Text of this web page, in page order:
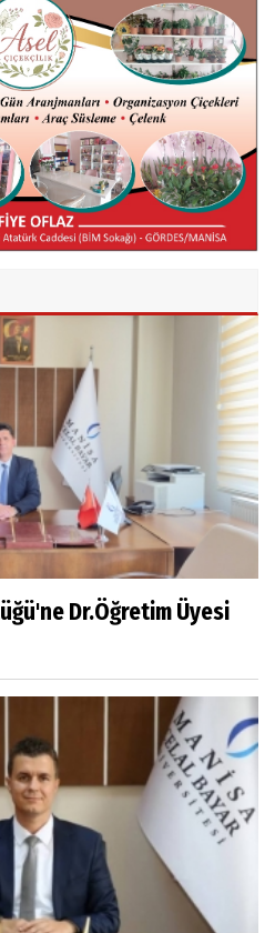
IV
Musunuz?
Adam!
İLKER
Kollarındaki Ruhuma
Sami İLKER
de Sanat Ruhu Olmalı
Dr.Öğretim Üyesi